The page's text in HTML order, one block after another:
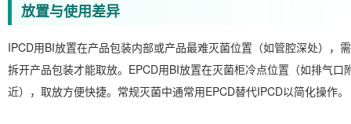
放置与使用差异
IPCD用BI放置在产品包装内部或产品最难灭菌位置（如管腔深处），需
拆开产品包装才能取放。EPCD用BI放置在灭菌柜冷点位置（如排气口
近），取放方便快捷。常规灭菌中通常用EPCD替代IPCD以简化操作。